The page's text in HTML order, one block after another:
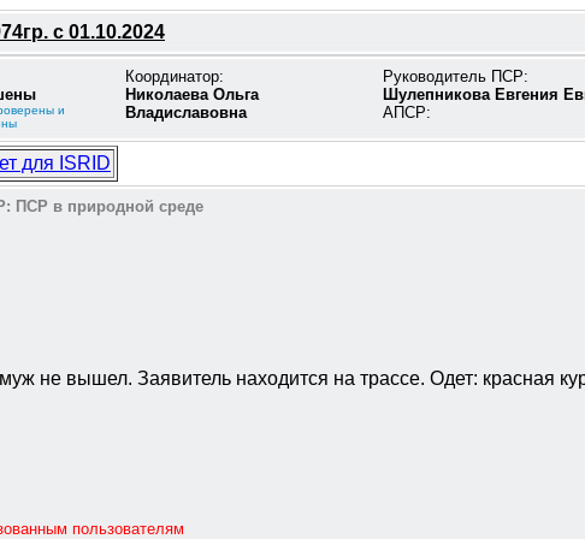
с 01.10.2024
и
Координатор:
Николаева Ольга
Владиславовна
Руководитель ПСР:
Шулепникова Евгения
АПСР:
для ISRID
ПСР в природной среде
не вышел. Заявитель находится на трассе. Одет: красная
пользователям